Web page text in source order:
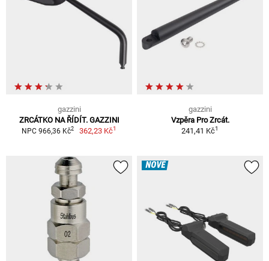
gazzini
ZRCÁTKO NA ŘÍDÍT. GAZZINI
NPC 966,36 Kč2 362,23 Kč1
gazzini
Vzpěra Pro Zrcát.
241,41 Kč1
NOVÉ